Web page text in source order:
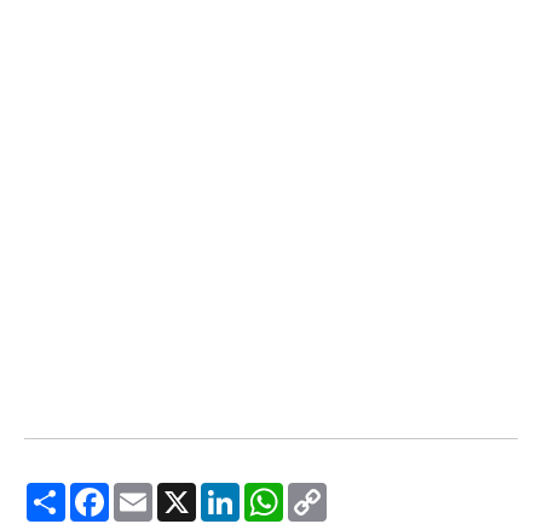
Share Facebook Email LinkedIn WhatsApp